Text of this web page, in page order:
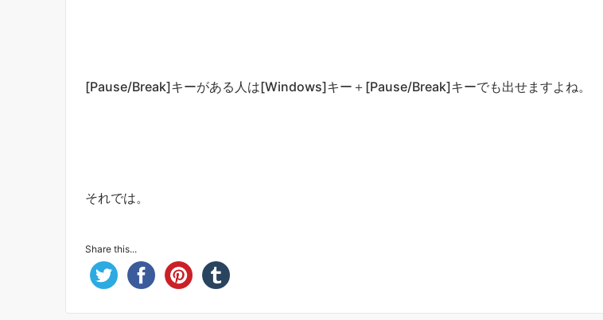
[Pause/Break]キーがある人は[Windows]キー＋[Pause/Break]キーでも出せますよね。
それでは。
Share this...